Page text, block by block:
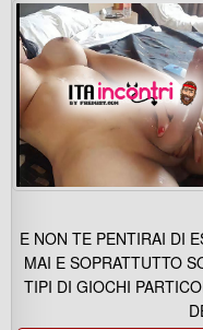
E NON TE PENTIRAI DI
MAI E SOPRATTUTTO
TIPI DI GIOCHI